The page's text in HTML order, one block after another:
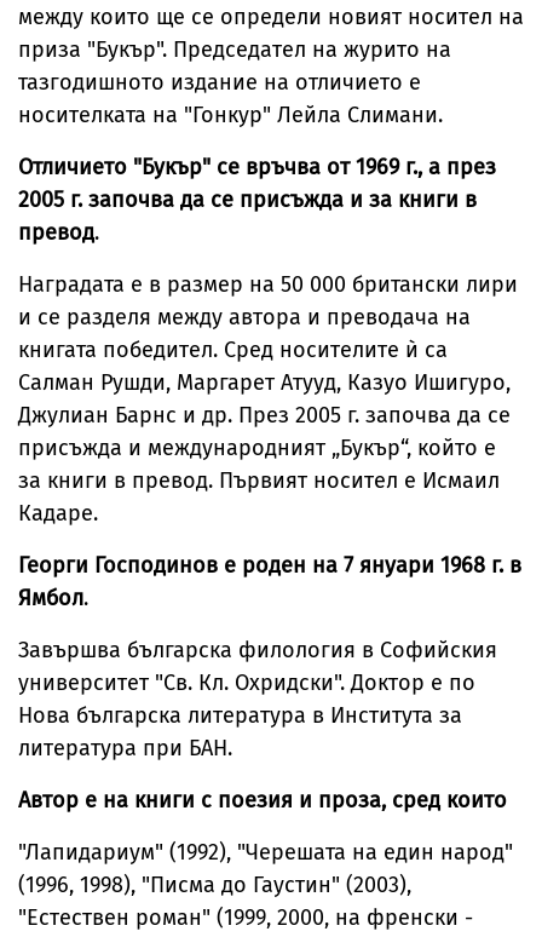
между които ще се определи новият носител на
приза "Букър". Председател на журито на
тазгодишното издание на отличието е
носителката на "Гонкур" Лейла Слимани.
Отличието "Букър" се връчва от 1969 г., а през
2005 г. започва да се присъжда и за книги в
превод.
Наградата е в размер на 50 000 британски лири
и се разделя между автора и преводача на
книгата победител. Сред носителите ѝ са
Салман Рушди, Маргарет Атууд, Казуо Ишигуро,
Джулиан Барнс и др. През 2005 г. започва да се
присъжда и международният „Букър“, който е
за книги в превод. Първият носител е Исмаил
Кадаре.
Георги Господинов е роден на 7 януари 1968 г. в
Ямбол.
Завършва българска филология в Софийския
университет "Св. Кл. Охридски". Доктор е по
Нова българска литература в Института за
литература при БАН.
Автор е на книги с поезия и проза, сред които
"Лапидариум" (1992), "Черешата на един народ"
(1996, 1998), "Писма до Гаустин" (2003),
"Естествен роман" (1999, 2000, на френски -